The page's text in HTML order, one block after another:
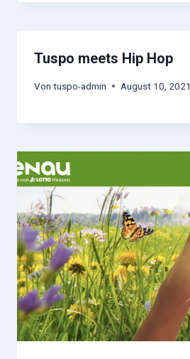
Tuspo meets Hip Hop
Von tuspo-admin August 10, 2021